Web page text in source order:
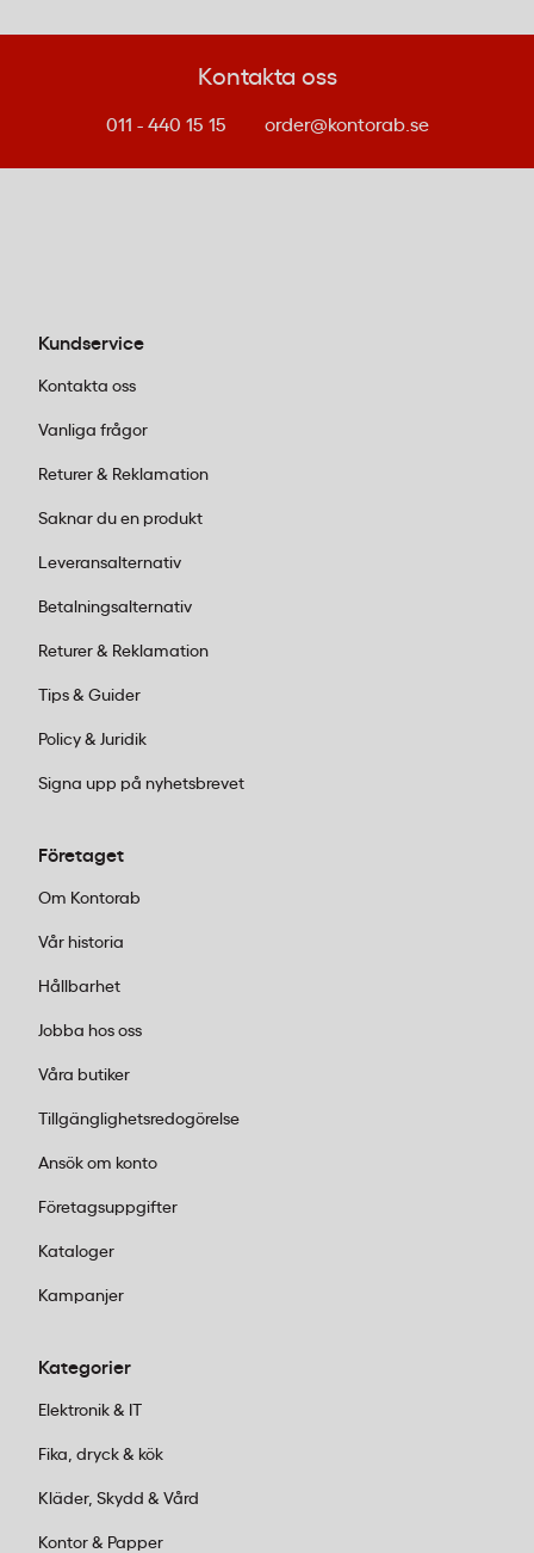
Advantage Premium i CB DryTec håller bäraren torr
vid utomhusarbete men ersätter inte solskydd på
Kontakta oss
011 - 440 15 15 order@kontorab.se
Kundservice
Kontakta oss
Vanliga frågor
Returer & Reklamation
Saknar du en produkt
Leveransalternativ
Betalningsalternativ
Returer & Reklamation
Tips & Guider
Policy & Juridik
Signa upp på nyhetsbrevet
Företaget
Om Kontorab
Vår historia
Hållbarhet
Jobba hos oss
Våra butiker
Tillgänglighetsredogörelse
Ansök om konto
Företagsuppgifter
Kataloger
Kampanjer
Kategorier
Elektronik & IT
Fika, dryck & kök
Kläder, Skydd & Vård
Kontor & Papper